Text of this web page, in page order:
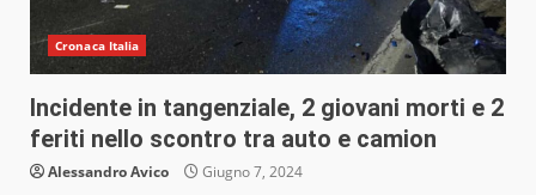
Cronaca Italia
Incidente in tangenziale, 2 giovani morti e 2
feriti nello scontro tra auto e camion
Alessandro Avico Giugno 7, 2024